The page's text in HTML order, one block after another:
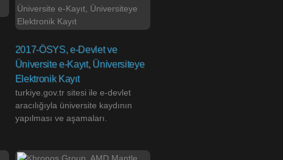
2017-ÖSYS, e-Devlet ve
Üniversite e-Kayıt, Üniversiteye
Elektronik Kayıt
turkiye.gov.tr sitesi ile e-devlet
aracılığıyla üniversite kaydının
yapılması ve aşamaları.